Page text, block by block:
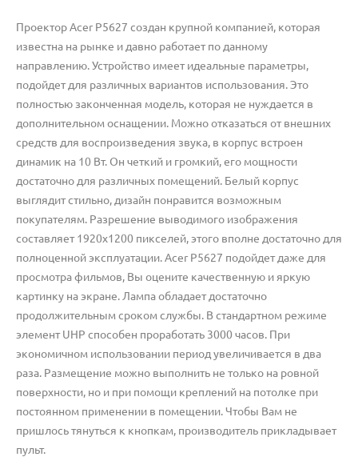
Проектор Acer P5627 создан крупной компанией, которая
известна на рынке и давно работает по данному
направлению.Устройство имеет идеальные параметры,
подойдет для различных вариантов использования.Это
полностью законченная модель, которая не нуждается в
дополнительном оснащении. Можно отказаться от внешних
средств для воспроизведения звука, в корпус встроен
динамик на 10 Вт. Он четкий и громкий, его мощности
достаточно для различных помещений. Белый корпус
выглядит стильно, дизайн понравится возможным
покупателям. Разрешение выводимого изображения
составляет 1920x1200 пикселей, этого вполне достаточно для
полноценной эксплуатации.Acer P5627 подойдет даже для
просмотра фильмов, Вы оцените качественную и яркую
картинку на экране. Лампа обладает достаточно
продолжительным сроком службы. В стандартном режиме
элемент UHP способен проработать 3000 часов. При
экономичном использовании период увеличивается в два
раза. Размещение можно выполнить не только на ровной
поверхности, но и при помощи креплений на потолке при
постоянном применении в помещении.Чтобы Вам не
пришлось тянуться к кнопкам, производитель прикладывает
пульт.